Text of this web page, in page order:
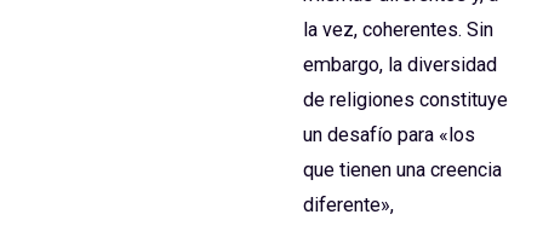
la vez, coherentes. Sin
embargo, la diversidad
de religiones constituye
un desafío para «los
que tienen una creencia
diferente»,